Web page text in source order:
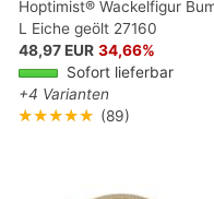
Hoptimist® Wackelfigur
L Eiche geölt 27160
48,97 EUR 34,66%
Sofort lieferbar
+4 Varianten
★★★★★ (89)